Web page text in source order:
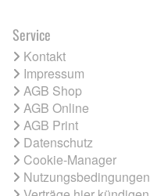
Service
Kontakt
Impressum
AGB Shop
AGB Online
AGB Print
Datenschutz
Cookie-Manager
Nutzungsbedingungen